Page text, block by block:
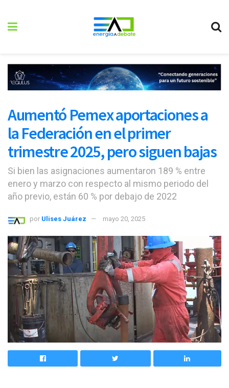
Aumentó Pemex aportaciones a
la Federación en el primer
trimestre 2025, pero siguen bajas
Si bien las asignaciones aumentaron 189 % entre
enero y marzo con respecto al mismo periodo del
año previo, están 60 % por debajo de 2022
por Ulises Juárez mayo 20, 2025